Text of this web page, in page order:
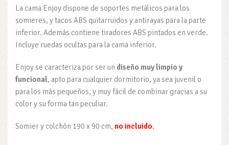
La cama Enjoy dispone de soportes metálicos para los
somieres, y tacos ABS quitarruidos y antirayas para la parte
inferior. Además contiene tiradores ABS pintados en verde.
Incluye ruedas ocultas para la cama inferior.
Enjoy se caracteriza por ser un diseño muy limpio y
funcional, apto para cualquier dormitorio, ya sea juvenil o
para los más pequeños, y muy fácil de combinar gracias a su
color y su forma tan peculiar.
Somier y colchón 190 x 90 cm, no incluido.